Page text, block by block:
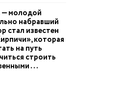
— молодой
набравший
стал известен
которая
на путь
строить
...